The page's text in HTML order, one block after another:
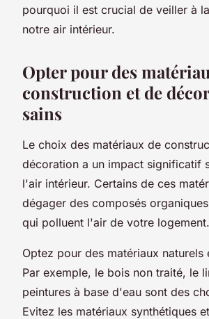
pourquoi il est crucial de veiller à
notre air intérieur.
Opter pour des
construction et de
sains
Le choix des matériaux de
décoration a un impact significatif
l'air intérieur. Certains de ces
dégager des composés
qui polluent l'air de votre logement.
Optez pour des matériaux naturels
Par exemple, le bois non traité, le
peintures à base d'eau sont des
Evitez les matériaux synthétiques